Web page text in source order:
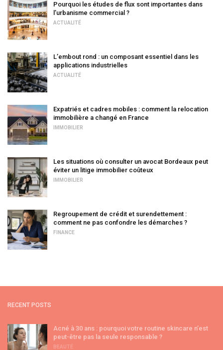
Pourquoi les études de flux sont importantes dans
l’urbanisme commercial ?
ACTUALITÉ
L’embout rond : un composant essentiel dans les
applications industrielles
ACTUALITÉ
Expatriés et cadres mobiles : comment la relocation
immobilière a changé en France
IMMOBILIER
Les situations où consulter un avocat Bordeaux peut
éviter un litige immobilier coûteux
IMMOBILIER
Regroupement de crédit et surendettement :
comment ne pas confondre les démarches ?
FINANCE
RECENT POSTS
Acné à 30 ans : pourquoi votre routine skincare n’est
peut-être pas la seule responsable ?
BEAUTÉ